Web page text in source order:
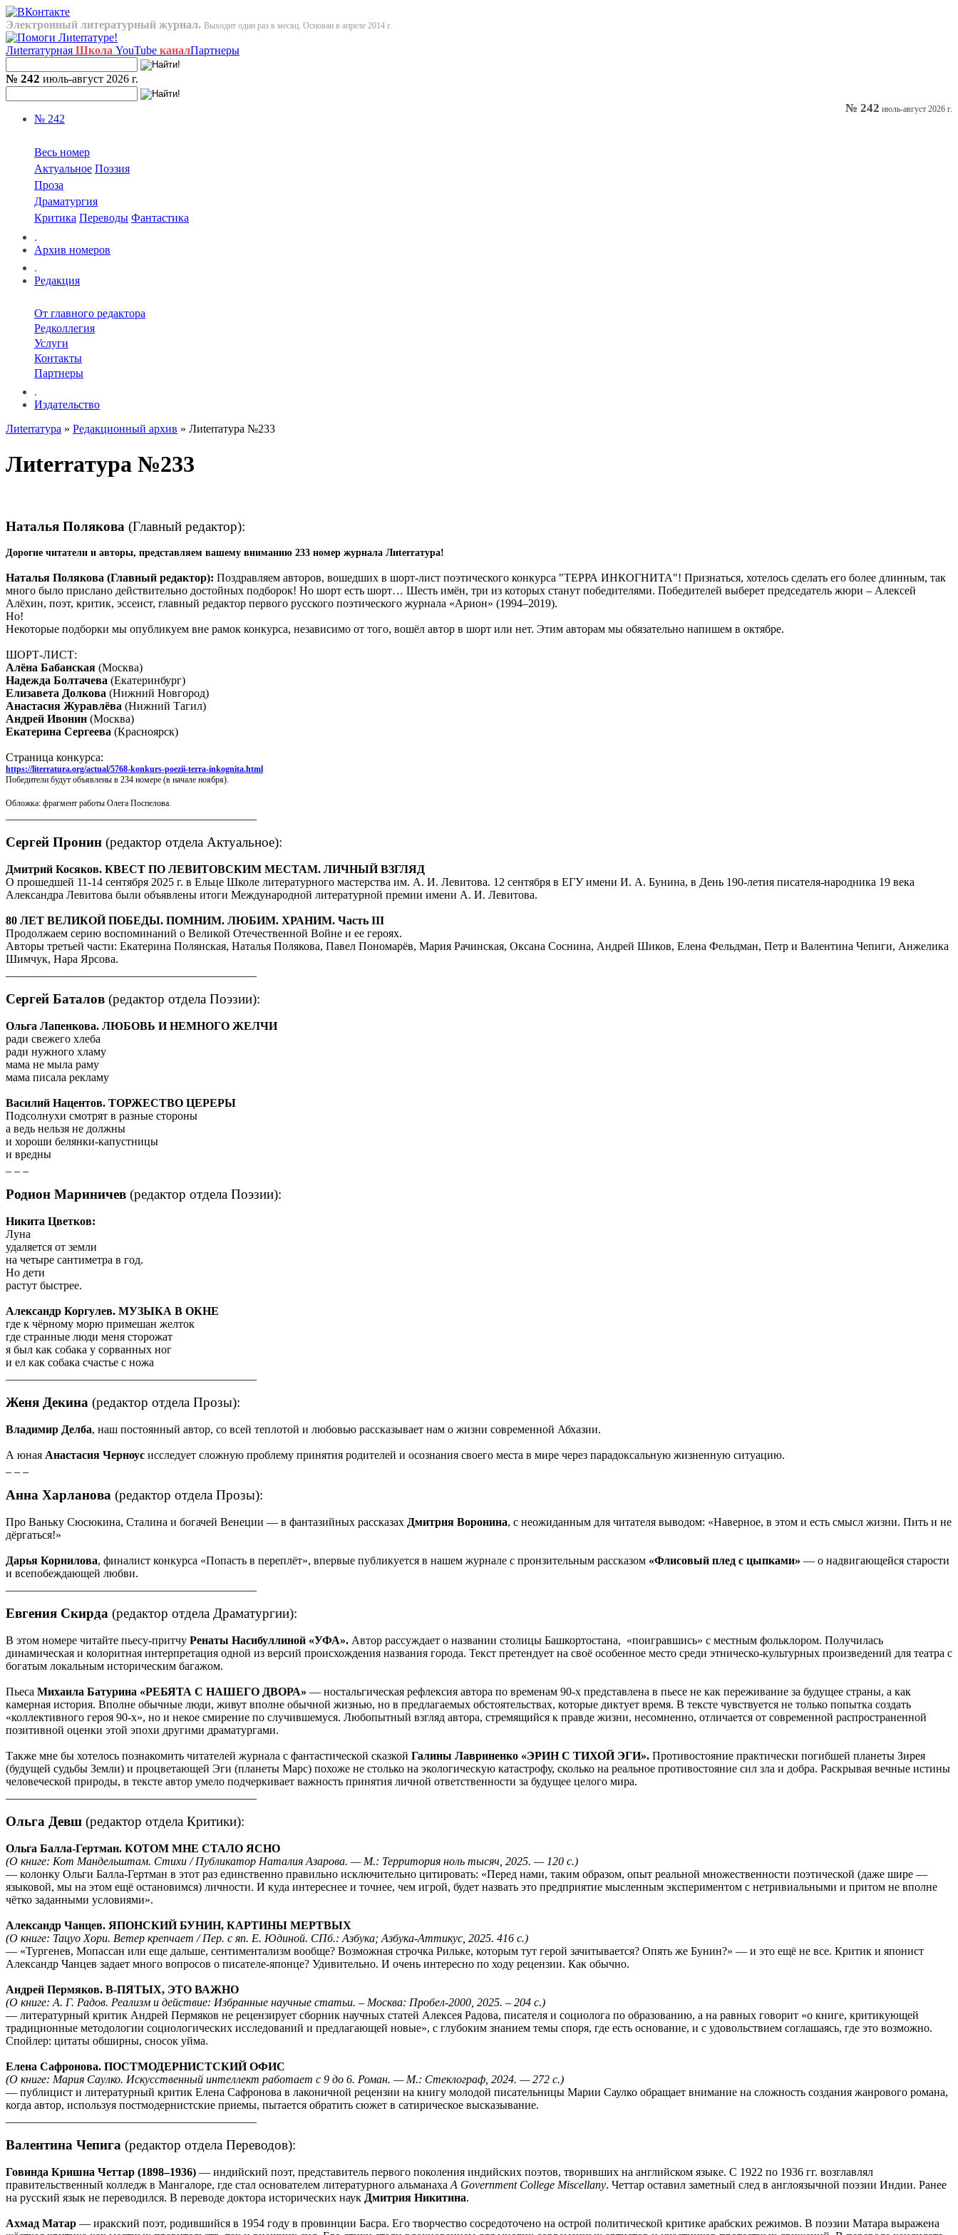
Электронный литературный журнал. Выходит один раз в месяц. Основан в апреле 2014 г.
Лиterraтурная Школа YouTube каналПартнеры
№ 242 июль-август 2026 г.
№ 242
Весь номер
Актуальное Поэзия
Проза
Драматургия
Критика Переводы Фантастика
.
Архив номеров
.
Редакция
От главного редактора
Редколлегия
Услуги
Контакты
Партнеры
.
Издательство
№ 242 июль-август 2026 г.
Лиterraтура » Редакционный архив » Лиterraтура №233
Лиterraтура №233
Наталья Полякова (Главный редактор):
Дорогие читатели и авторы, представляем вашему вниманию 233 номер журнала Лиterraтура!
Наталья Полякова (Главный редактор): Поздравляем авторов, вошедших в шорт-лист поэтического конкурса "ТЕРРА ИНКОГНИТА"! Признаться, хотелось сделать его более длинным, так
много было прислано действительно достойных подборок! Но шорт есть шорт… Шесть имён, три из которых станут победителями. Победителей выберет председатель жюри – Алексей
Алёхин, поэт, критик, эссеист, главный редактор первого русского поэтического журнала «Арион» (1994–2019).
Но!
Некоторые подборки мы опубликуем вне рамок конкурса, независимо от того, вошёл автор в шорт или нет. Этим авторам мы обязательно напишем в октябре.
ШОРТ-ЛИСТ:
Алёна Бабанская (Москва)
Надежда Болтачева (Екатеринбург)
Елизавета Долкова (Нижний Новгород)
Анастасия Журавлёва (Нижний Тагил)
Андрей Ивонин (Москва)
Екатерина Сергеева (Красноярск)
Страница конкурса:
https://literratura.org/actual/5768-konkurs-poezii-terra-inkognita.html
Победители будут объявлены в 234 номере (в начале ноября).
Обложка: фрагмент работы Олега Поспелова.
Сергей Пронин (редактор отдела Актуальное):
Дмитрий Косяков. КВЕСТ ПО ЛЕВИТОВСКИМ МЕСТАМ. ЛИЧНЫЙ ВЗГЛЯД
О прошедшей 11-14 сентября 2025 г. в Ельце Школе литературного мастерства им. А. И. Левитова. 12 сентября в ЕГУ имени И. А. Бунина, в День 190-летия писателя-народника 19 века
Александра Левитова были объявлены итоги Международной литературной премии имени А. И. Левитова.
80 ЛЕТ ВЕЛИКОЙ ПОБЕДЫ. ПОМНИМ. ЛЮБИМ. ХРАНИМ. Часть III
Продолжаем серию воспоминаний о Великой Отечественной Войне и ее героях.
Авторы третьей части: Екатерина Полянская, Наталья Полякова, Павел Пономарёв, Мария Рачинская, Оксана Соснина, Андрей Шиков, Елена Фельдман, Петр и Валентина Чепиги, Анжелика
Шимчук, Нара Ярсова.
Сергей Баталов (редактор отдела Поэзии):
Ольга Лапенкова. ЛЮБОВЬ И НЕМНОГО ЖЕЛЧИ
ради свежего хлеба
ради нужного хламу
мама не мыла раму
мама писала рекламу
Василий Нацентов. ТОРЖЕСТВО ЦЕРЕРЫ
Подсолнухи смотрят в разные стороны
а ведь нельзя не должны
и хороши белянки-капустницы
и вредны
Родион Мариничев (редактор отдела Поэзии):
Никита Цветков:
Луна
удаляется от земли
на четыре сантиметра в год.
Но дети
растут быстрее.
Александр Коргулев. МУЗЫКА В ОКНЕ
где к чёрному морю примешан желток
где странные люди меня сторожат
я был как собака у сорванных ног
и ел как собака счастье с ножа
Женя Декина (редактор отдела Прозы):
Владимир Делба, наш постоянный автор, со всей теплотой и любовью рассказывает нам о жизни современной Абхазии.
А юная Анастасия Черноус исследует сложную проблему принятия родителей и осознания своего места в мире через парадоксальную жизненную ситуацию.
Анна Харланова (редактор отдела Прозы):
Про Ваньку Сюсюкина, Сталина и богачей Венеции — в фантазийных рассказах Дмитрия Воронина, с неожиданным для читателя выводом: «Наверное, в этом и есть смысл жизни. Пить и не
дёргаться!»
Дарья Корнилова, финалист конкурса «Попасть в переплёт», впервые публикуется в нашем журнале с пронзительным рассказом «Флисовый плед с цыпками» — о надвигающейся старости
и всепобеждающей любви.
Евгения Скирда (редактор отдела Драматургии):
В этом номере читайте пьесу-притчу Ренаты Насибуллиной «УФА». Автор рассуждает о названии столицы Башкортостана, «поигравшись» с местным фольклором. Получилась
динамическая и колоритная интерпретация одной из версий происхождения названия города. Текст претендует на своё особенное место среди этническо-культурных произведений для театра с
богатым локальным историческим багажом.
Пьеса Михаила Батурина «РЕБЯТА С НАШЕГО ДВОРА» — ностальгическая рефлексия автора по временам 90-х представлена в пьесе не как переживание за будущее страны, а как
камерная история. Вполне обычные люди, живут вполне обычной жизнью, но в предлагаемых обстоятельствах, которые диктует время. В тексте чувствуется не только попытка создать
«коллективного героя 90-х», но и некое смирение по случившемуся. Любопытный взгляд автора, стремящийся к правде жизни, несомненно, отличается от современной распространенной
позитивной оценки этой эпохи другими драматургами.
Также мне бы хотелось познакомить читателей журнала с фантастической сказкой Галины Лавриненко «ЭРИН С ТИХОЙ ЭГИ». Противостояние практически погибшей планеты Зирея
(будущей судьбы Земли) и процветающей Эги (планеты Марс) похоже не столько на экологическую катастрофу, сколько на реальное противостояние сил зла и добра. Раскрывая вечные истины
человеческой природы, в тексте автор умело подчеркивает важность принятия личной ответственности за будущее целого мира.
Ольга Девш (редактор отдела Критики):
Ольга Балла-Гертман. КОТОМ МНЕ СТАЛО ЯСНО
(О книге: Кот Мандельштам. Стихи / Публикатор Наталия Азарова. — М.: Территория ноль тысяч, 2025. — 120 с.)
― колонку Ольги Балла-Гертман в этот раз единственно правильно исключительно цитировать: «Перед нами, таким образом, опыт реальной множественности поэтической (даже шире —
языковой, мы на этом ещё остановимся) личности. И куда интереснее и точнее, чем игрой, будет назвать это предприятие мысленным экспериментом с нетривиальными и притом не вполне
чётко заданными условиями».
Александр Чанцев. ЯПОНСКИЙ БУНИН, КАРТИНЫ МЕРТВЫХ
(О книге: Тацуо Хори. Ветер крепчает / Пер. с яп. Е. Юдиной. СПб.: Азбука; Азбука-Аттикус, 2025. 416 с.)
― «Тургенев, Мопассан или еще дальше, сентиментализм вообще? Возможная строчка Рильке, которым тут герой зачитывается? Опять же Бунин?» ― и это ещё не все. Критик и японист
Александр Чанцев задает много вопросов о писателе-японце? Удивительно. И очень интересно по ходу рецензии. Как обычно.
Андрей Пермяков. В-ПЯТЫХ, ЭТО ВАЖНО
(О книге: А. Г. Радов. Реализм и действие: Избранные научные статьи. – Москва: Пробел-2000, 2025. – 204 с.)
― литературный критик Андрей Пермяков не рецензирует сборник научных статей Алексея Радова, писателя и социолога по образованию, а на равных говорит «о книге, критикующей
традиционные методологии социологических исследований и предлагающей новые», с глубоким знанием темы споря, где есть основание, и с удовольствием соглашаясь, где это возможно.
Спойлер: цитаты обширны, сносок уйма.
Елена Сафронова. ПОСТМОДЕРНИСТСКИЙ ОФИС
(О книге: Мария Саулко. Искусственный интеллект работает с 9 до 6. Роман. — М.: Стеклограф, 2024. — 272 с.)
― публицист и литературный критик Елена Сафронова в лаконичной рецензии на книгу молодой писательницы Марии Саулко обращает внимание на сложность создания жанрового романа,
когда автор, используя постмодернистские приемы, пытается обратить сюжет в сатирическое высказывание.
Валентина Чепига (редактор отдела Переводов):
Говинда Кришна Четтар (1898–1936) — индийский поэт, представитель первого поколения индийских поэтов, творивших на английском языке. С 1922 по 1936 гг. возглавлял
правительственный колледж в Мангалоре, где стал основателем литературного альманаха A Government College Miscellany. Четтар оставил заметный след в англоязычной поэзии Индии. Ранее
на русский язык не переводился. В переводе доктора исторических наук Дмитрия Никитина.
Ахмад Матар — иракский поэт, родившийся в 1954 году в провинции Басра. Его творчество сосредоточено на острой политической критике арабских режимов. В поэзии Матара выражена